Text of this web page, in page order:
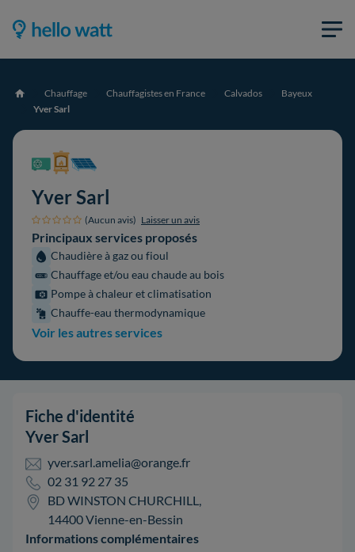
Accueil Chauffage Chauffagistes en France Calvados
Bayeux
Yver Sarl
Yver Sarl
(Aucun avis) Laisser un avis
Principaux services proposés
Chaudière à gaz ou fioul
Chauffage et/ou eau chaude au bois
Pompe à chaleur et climatisation
Chauffe-eau thermodynamique
Voir les autres services
Fiche d'identité
Yver Sarl
yver.sarl.amelia@orange.fr
02 31 92 27 35
BD WINSTON CHURCHILL,
14400 Vienne-en-Bessin
Informations complémentaires